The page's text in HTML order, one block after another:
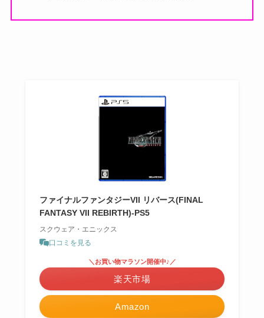
ファイナルファンタジーVII リバース(FINAL
FANTASY VII REBIRTH)-PS5
スクウェア・エニックス
口コミを見る
Amazon
＼お買い物マラソン開催中♪／
楽天市場